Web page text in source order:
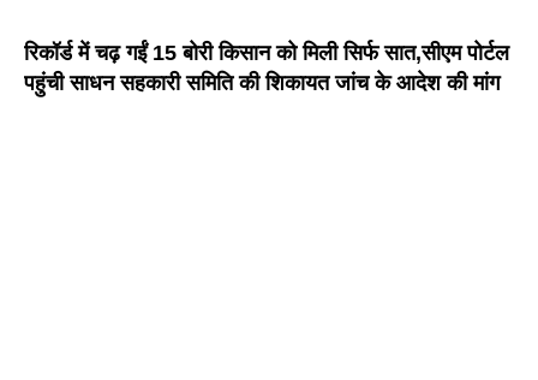
रिकॉर्ड में चढ़ गईं 15 बोरी किसान को मिली सिर्फ सात,सीएम पोर्टल
पहुंची साधन सहकारी समिति की शिकायत जांच के आदेश की मांग